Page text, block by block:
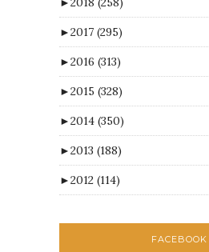
►2017 (295)
►2016 (313)
►2015 (328)
►2014 (350)
►2013 (188)
►2012 (114)
FACEBOOK